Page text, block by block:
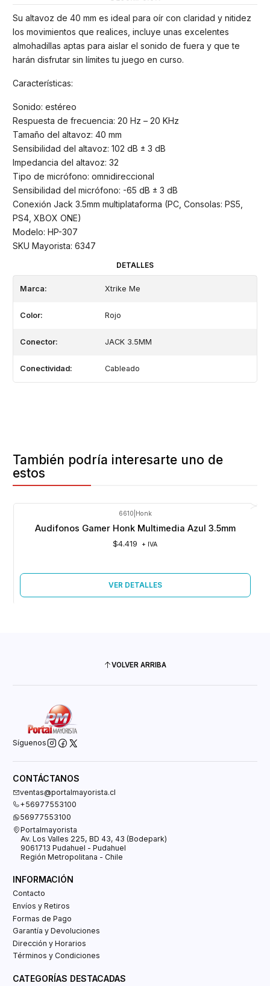
Su altavoz de 40 mm es ideal para oír con claridad y nitidez
los movimientos que realices, incluye unas excelentes
almohadillas aptas para aislar el sonido de fuera y que te
harán disfrutar sin límites tu juego en curso.
Características:
Sonido: estéreo
Respuesta de frecuencia: 20 Hz – 20 KHz
Tamaño del altavoz: 40 mm
Sensibilidad del altavoz: 102 dB ± 3 dB
Impedancia del altavoz: 32
Tipo de micrófono: omnidireccional
Sensibilidad del micrófono: -65 dB ± 3 dB
Conexión Jack 3.5mm multiplataforma (PC, Consolas: PS5,
PS4, XBOX ONE)
Modelo: HP-307
SKU Mayorista: 6347
DETALLES
Marca: Xtrike Me
Color: Rojo
Conector: JACK 3.5MM
Conectividad: Cableado
También podría interesarte uno de
estos
6610 Honk
Audifonos Gamer Honk Multimedia Azul 3.5mm
$4.419 + IVA
VER DETALLES
VOLVER ARRIBA
Síguenos
CONTÁCTANOS
ventas@portalmayorista.cl
+56977553100
56977553100
Portalmayorista
Av. Los Valles 225, BD 43, 43 (Bodepark)
9061713 Pudahuel - Pudahuel
Región Metropolitana - Chile
INFORMACIÓN
Contacto
Envíos y Retiros
Formas de Pago
Garantía y Devoluciones
Dirección y Horarios
Términos y Condiciones
CATEGORÍAS DESTACADAS